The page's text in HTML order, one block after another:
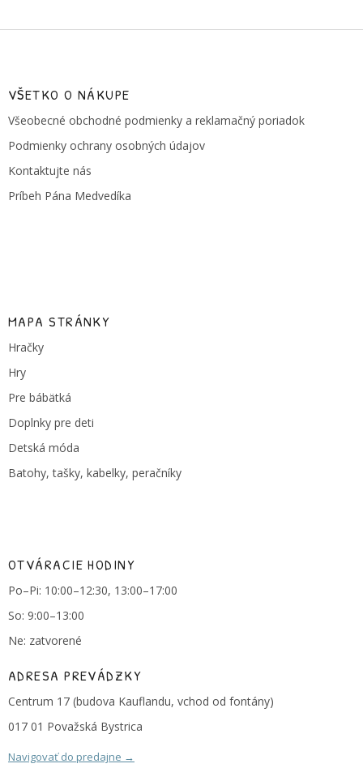
Z
VŠETKO O NÁKUPE
Všeobecné obchodné podmienky a reklamačný poriadok
Podmienky ochrany osobných údajov
Kontaktujte nás
Príbeh Pána Medvedíka
MAPA STRÁNKY
Hračky
Hry
Pre bábätká
Doplnky pre deti
Detská móda
Batohy, tašky, kabelky, peračníky
OTVÁRACIE HODINY
Po–Pi: 10:00–12:30, 13:00–17:00
So: 9:00–13:00
Ne: zatvorené
ADRESA PREVÁDZKY
Centrum 17 (budova Kauflandu, vchod od fontány)
017 01 Považská Bystrica
Navigovať do predajne →